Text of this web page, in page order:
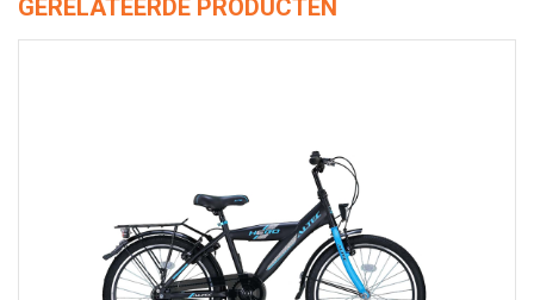
GERELATEERDE PRODUCTEN